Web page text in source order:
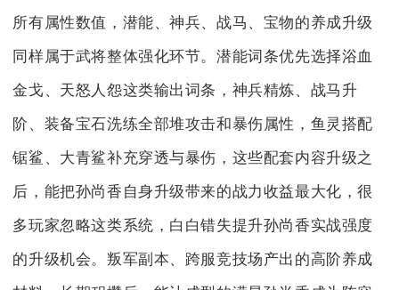
所有属性数值，潜能、神兵、战马、宝物的养成升级
同样属于武将整体强化环节。潜能词条优先选择浴血
金戈、天怒人怨这类输出词条，神兵精炼、战马升
阶、装备宝石洗练全部堆攻击和暴伤属性，鱼灵搭配
锯鲨、大青鲨补充穿透与暴伤，这些配套内容升级之
后，能把孙尚香自身升级带来的战力收益最大化，很
多玩家忽略这类系统，白白错失提升孙尚香实战强度
的升级机会。叛军副本、跨服竞技场产出的高阶养成